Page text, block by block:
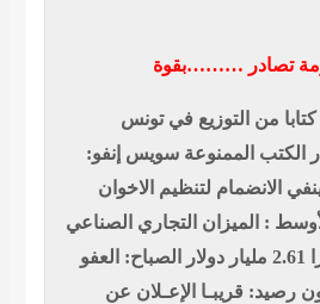
تصادر ………بقوة
برس: منع 20 كتابا من التوزيع في تونس
الكتب الممنوعة سويس إنفو:
الانضمام لتنظيم الاخوان
: الميزان التجاري الصناعي
الصباح: العفو
رصيد: قريبـا الإعـلان عن